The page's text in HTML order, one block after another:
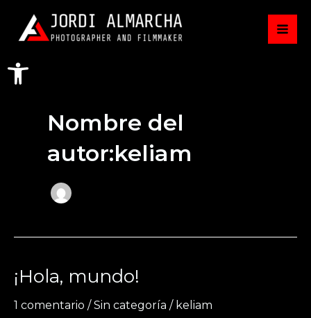
Abrir barra de herramientas
contenido
Nombre del
autor:keliam
¡Hola, mundo!
1 comentario /Sin categoría / keliam
¡Hola,